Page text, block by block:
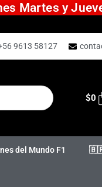
Martes y
9613 58127
$0
del Mundo F1 🇧🇷